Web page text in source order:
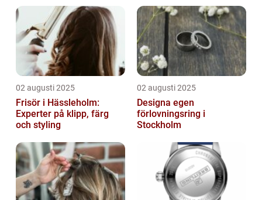
02 augusti 2025
Frisör i Hässleholm:
Experter på klipp, färg
och styling
02 augusti 2025
Designa egen
förlovningsring i
Stockholm